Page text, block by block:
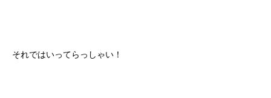
それではいってらっしゃい！